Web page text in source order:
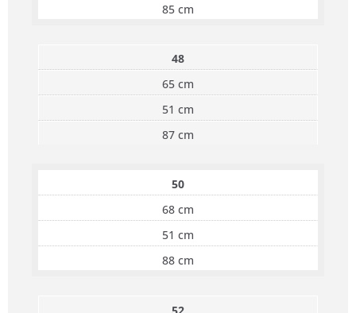
85 cm
48
65 cm
51 cm
87 cm
50
68 cm
51 cm
88 cm
52